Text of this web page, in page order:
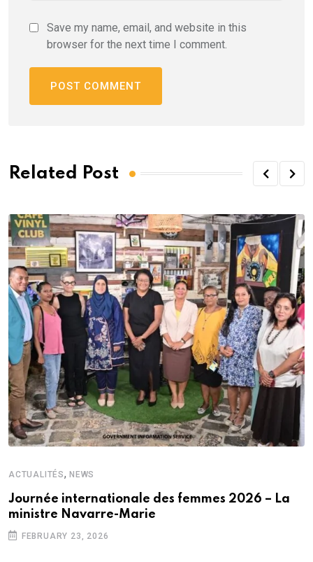
Save my name, email, and website in this
browser for the next time I comment.
Related Post
ACTUALITÉS, NEWS
Journée internationale des femmes 2026 – La
ministre Navarre-Marie
FEBRUARY 23, 2026